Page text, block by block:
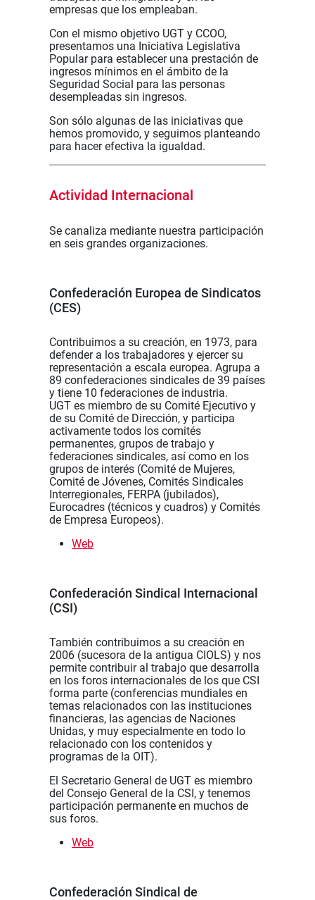
empresas que los empleaban.
Con el mismo objetivo UGT y CCOO,
presentamos una Iniciativa Legislativa
Popular para establecer una prestación de
ingresos mínimos en el ámbito de la
Seguridad Social para las personas
desempleadas sin ingresos.
Son sólo algunas de las iniciativas que
hemos promovido, y seguimos planteando
para hacer efectiva la igualdad.
Actividad Internacional
Se canaliza mediante nuestra participación
en seis grandes organizaciones.
Confederación Europea de Sindicatos
(CES)
Contribuimos a su creación, en 1973, para
defender a los trabajadores y ejercer su
representación a escala europea. Agrupa a
89 confederaciones sindicales de 39 países
y tiene 10 federaciones de industria.
UGT es miembro de su Comité Ejecutivo y
de su Comité de Dirección, y participa
activamente todos los comités
permanentes, grupos de trabajo y
federaciones sindicales, así como en los
grupos de interés (Comité de Mujeres,
Comité de Jóvenes, Comités Sindicales
Interregionales, FERPA (jubilados),
Eurocadres (técnicos y cuadros) y Comités
de Empresa Europeos).
Web
Confederación Sindical Internacional
(CSI)
También contribuimos a su creación en
2006 (sucesora de la antigua CIOLS) y nos
permite contribuir al trabajo que desarrolla
en los foros internacionales de los que CSI
forma parte (conferencias mundiales en
temas relacionados con las instituciones
financieras, las agencias de Naciones
Unidas, y muy especialmente en todo lo
relacionado con los contenidos y
programas de la OIT).
El Secretario General de UGT es miembro
del Consejo General de la CSI, y tenemos
participación permanente en muchos de
sus foros.
Web
Confederación Sindical de